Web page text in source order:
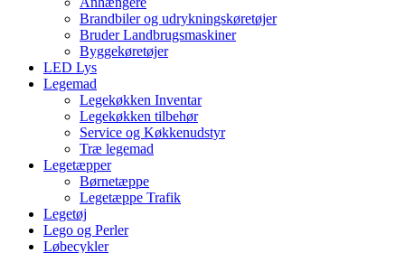
Brandbiler og udrykningskøretøjer
Bruder Landbrugsmaskiner
Byggekøretøjer
LED Lys
Legemad
Legekøkken Inventar
Legekøkken tilbehør
Service og Køkkenudstyr
Træ legemad
Legetæpper
Børnetæppe
Legetæppe Trafik
Legetøj
Lego og Perler
Løbecykler